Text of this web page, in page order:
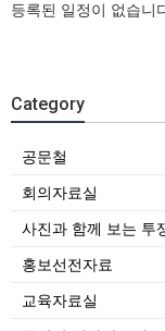
등록된 일정이 없습니
Category
공문철
회의자료실
사진과 함께 보는 투
홍보선전자료
교육자료실